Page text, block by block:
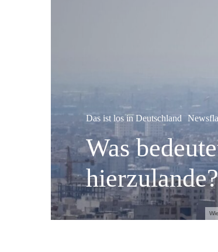
Das ist los in Deutschland
Was
hierzulande?